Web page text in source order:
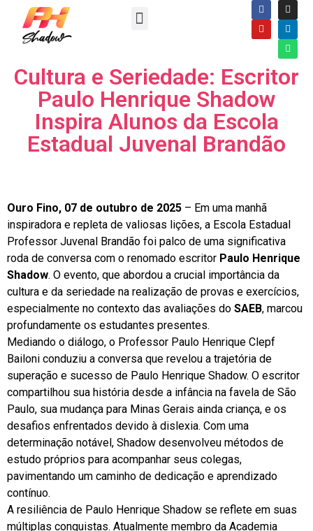
Cultura e Seriedade: Escritor
Paulo Henrique Shadow
Inspira Alunos da Escola
Estadual Juvenal Brandão
Ouro Fino, 07 de outubro de 2025 – Em uma manhã
inspiradora e repleta de valiosas lições, a Escola Estadual
Professor Juvenal Brandão foi palco de uma significativa
roda de conversa com o renomado escritor Paulo Henrique
Shadow. O evento, que abordou a crucial importância da
cultura e da seriedade na realização de provas e exercícios,
especialmente no contexto das avaliações do SAEB, marcou
profundamente os estudantes presentes.
Mediando o diálogo, o Professor Paulo Henrique Clepf
Bailoni conduziu a conversa que revelou a trajetória de
superação e sucesso de Paulo Henrique Shadow. O escritor
compartilhou sua história desde a infância na favela de São
Paulo, sua mudança para Minas Gerais ainda criança, e os
desafios enfrentados devido à dislexia. Com uma
determinação notável, Shadow desenvolveu métodos de
estudo próprios para acompanhar seus colegas,
pavimentando um caminho de dedicação e aprendizado
contínuo.
A resiliência de Paulo Henrique Shadow se reflete em suas
múltiplas conquistas. Atualmente membro da Academia